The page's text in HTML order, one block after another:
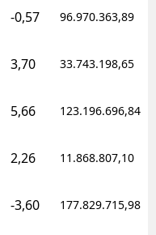
-0,57 96.970.363,89
3,70 33.743.198,65
5,66 123.196.696,84
2,26 11.868.807,10
-3,60 177.829.715,98